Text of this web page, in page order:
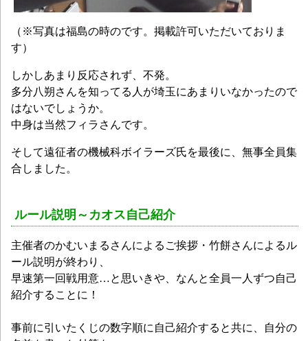
（※写真は福島の時のです。掲載許可いただいておりま
す）
しかしあまり反応されず、不発。
多分八朔さんを知ってる人が埼玉にあまりいなかったので
はないでしょうか。
中身は当然フィラさんです。
そして遠征者の機械科ボイラーズ氏を最後に、無事全員集
合しました。
ルール説明～カオス自己紹介
主催者のかむいまるさんによるご挨拶・竹餅さんによるル
ール説明が終わり、
早速第一回戦用意…と思いきや、なんと全員一人ずつ自己
紹介することに！
事前に引いたくじの数字順に自己紹介すると共に、自分の